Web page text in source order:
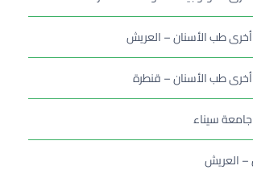
أخرى طب الأسنان – العريش
أخرى طب الأسنان – قنطرة
جامعة سيناء
– العريش